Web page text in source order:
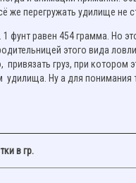
же перегружать удилище не
фунт равен 454 грамма. Но
этого вида
груз, при котором
удилища. Ну а для
в гр.